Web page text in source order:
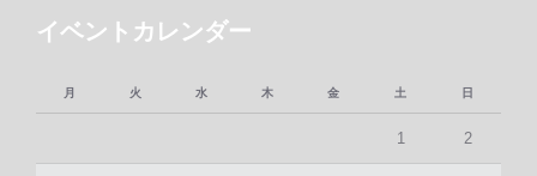
イベントカレンダー
月 火 水 木 金 土 日
1 2